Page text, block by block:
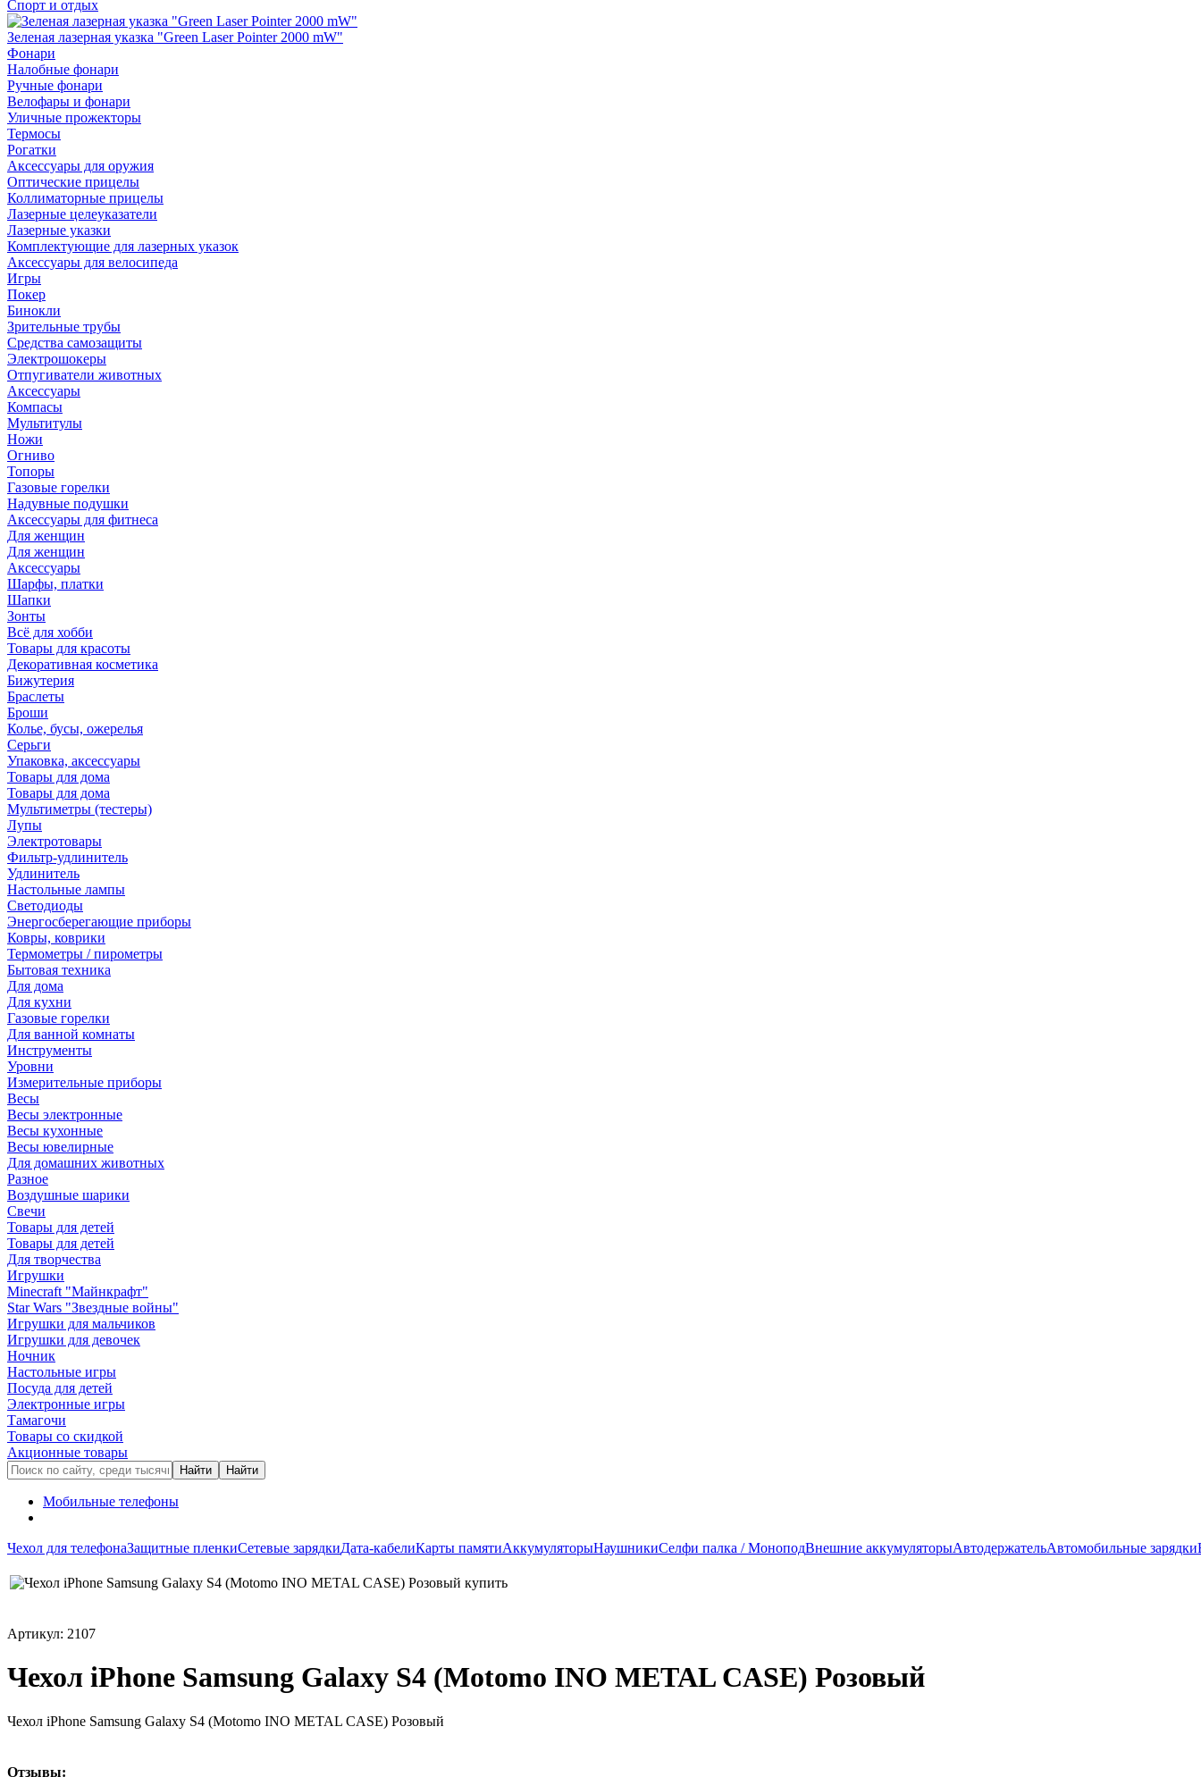
Спорт и отдых
Зеленая лазерная указка "Green Laser Pointer 2000 mW"
Фонари
Налобные фонари
Ручные фонари
Велофары и фонари
Уличные прожекторы
Термосы
Рогатки
Аксессуары для оружия
Оптические прицелы
Коллиматорные прицелы
Лазерные целеуказатели
Лазерные указки
Комплектующие для лазерных указок
Аксессуары для велосипеда
Игры
Покер
Бинокли
Зрительные трубы
Средства самозащиты
Электрошокеры
Отпугиватели животных
Аксессуары
Компасы
Мультитулы
Ножи
Огниво
Топоры
Газовые горелки
Надувные подушки
Аксессуары для фитнеса
Для женщин
Для женщин
Аксессуары
Шарфы, платки
Шапки
Зонты
Всё для хобби
Товары для красоты
Декоративная косметика
Бижутерия
Браслеты
Броши
Колье, бусы, ожерелья
Серьги
Упаковка, аксессуары
Товары для дома
Товары для дома
Мультиметры (тестеры)
Лупы
Электротовары
Фильтр-удлинитель
Удлинитель
Настольные лампы
Светодиоды
Энергосберегающие приборы
Ковры, коврики
Термометры / пирометры
Бытовая техника
Для дома
Для кухни
Газовые горелки
Для ванной комнаты
Инструменты
Уровни
Измерительные приборы
Весы
Весы электронные
Весы кухонные
Весы ювелирные
Для домашних животных
Разное
Воздушные шарики
Свечи
Товары для детей
Товары для детей
Для творчества
Игрушки
Minecraft "Майнкрафт"
Star Wars "Звездные войны"
Игрушки для мальчиков
Игрушки для девочек
Ночник
Настольные игры
Посуда для детей
Электронные игры
Тамагочи
Товары со скидкой
Акционные товары
Мобильные телефоны
Чехол для телефонаЗащитные пленкиСетевые зарядкиДата-кабелиКарты памятиАккумуляторыНаушникиСелфи палка / МоноподВнешние аккумуляторыАвтодержательАвтомобильные зарядки
Артикул: 2107
Чехол iPhone Samsung Galaxy S4 (Motomo INO METAL CASE) Розовый
Чехол iPhone Samsung Galaxy S4 (Motomo INO METAL CASE) Розовый
Oтзывы: